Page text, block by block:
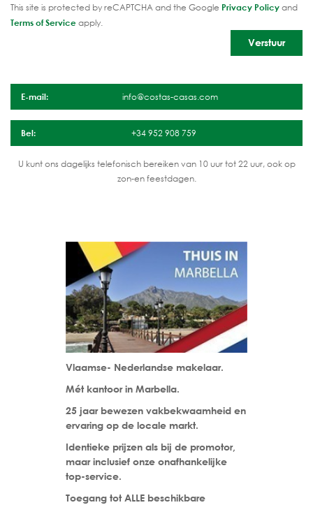
This site is protected by reCAPTCHA and the Google Privacy Policyand
Terms of Serviceapply.
E-mail: info@costas-casas.com
Bel: +34 952 908 759
U kunt ons dagelijks telefonisch bereiken van 10 uur tot 22 uur, ook op
zon-en feestdagen.
Vlaamse- Nederlandse makelaar.
Mét kantoor in Marbella.
25 jaar bewezen vakbekwaamheid en
ervaring op de locale markt.
Identieke prijzen als bij de promotor,
maar inclusief onze onafhankelijke
top-service.
Toegang tot ALLE beschikbare